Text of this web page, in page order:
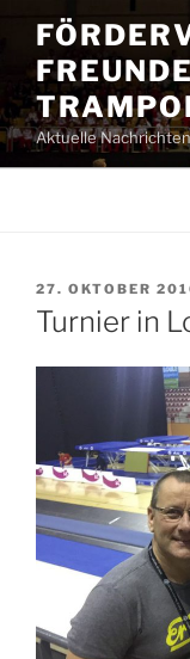
Inhalt
springen
Aktuelle
AM
27. OKTOBER
Turnier in